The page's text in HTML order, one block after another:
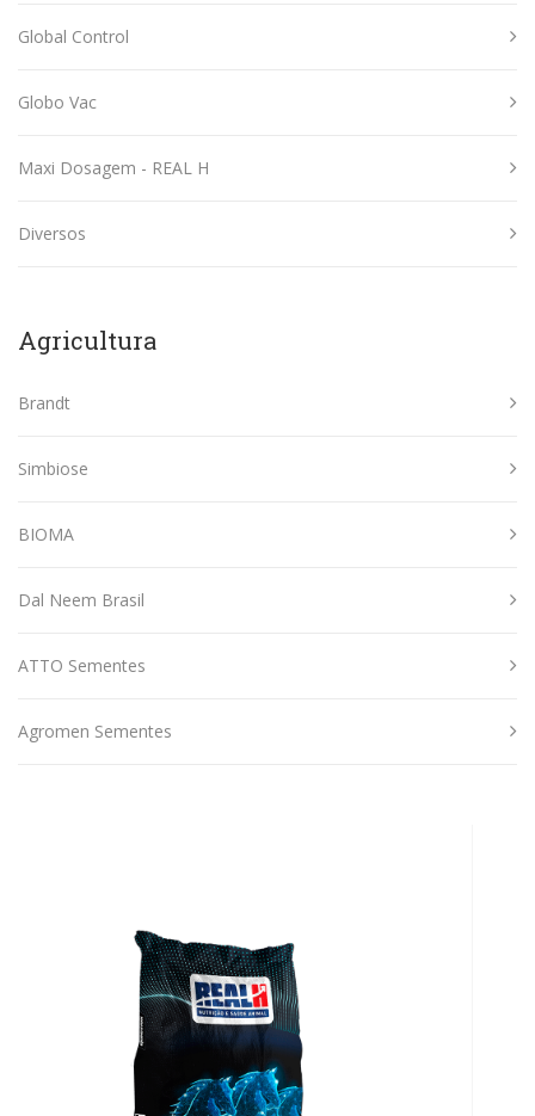
Global Control
Globo Vac
Maxi Dosagem - REAL H
Diversos
Agricultura
Brandt
Simbiose
BIOMA
Dal Neem Brasil
ATTO Sementes
Agromen Sementes